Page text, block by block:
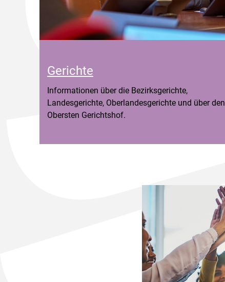
Gerichte
Informationen über die Bezirksgerichte,
Landesgerichte, Oberlandesgerichte und über den
Obersten Gerichtshof.